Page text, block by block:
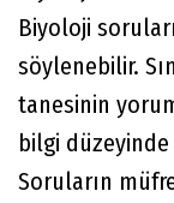
Biyoloji
söylenebilir.
tanesinin
bilgi
Soruların